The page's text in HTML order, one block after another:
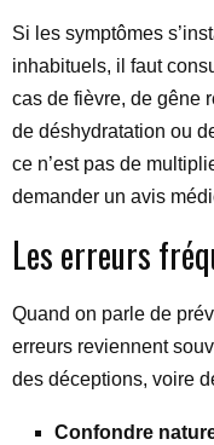
Si les symptômes
inhabituels, il faut
cas de fièvre, de gêne
de déshydratation ou
ce n’est pas de
demander un avis
Les erreurs
Quand on parle de
erreurs reviennent
des déceptions, voire
Confondre